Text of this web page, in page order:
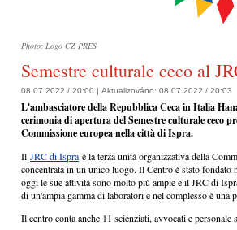
Photo: Logo CZ PRES
Semestre culturale ceco al
08.07.2022 / 20:00 | Aktualizováno: 08.07.2022 / 20:03
L'ambasciatore della Repubblica Ceca in Italia
cerimonia di apertura del Semestre culturale ceco
Commissione europea nella città di Ispra.
Il JRC di Ispraè la terza unità organizzativa della
concentrata in un unico luogo. Il Centro è stato fondato
oggi le sue attività sono molto più ampie e il JRC di
di un'ampia gamma di laboratori e nel complesso è una
Il centro conta anche 11 scienziati, avvocati e